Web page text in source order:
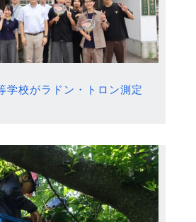
学校がラドン・トロン測定